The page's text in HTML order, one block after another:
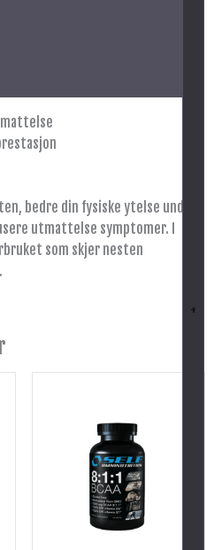
+
bedre din fysiske ytelse under
utmattelse symptomer. I
som skjer nesten